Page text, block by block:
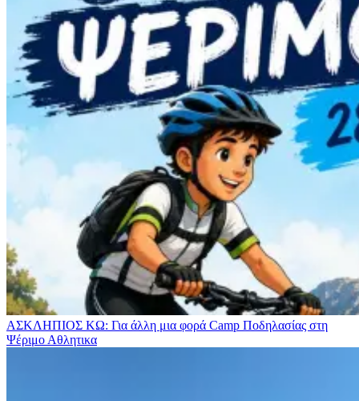
ΑΣΚΛΗΠΙΟΣ ΚΩ: Για άλλη μια φορά Camp Ποδηλασίας στη
Ψέριμο Αθλητικα